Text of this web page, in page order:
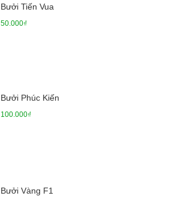
Bưởi Tiến Vua
50.000₫
Bưởi Phúc Kiến
100.000₫
Bưởi Vàng F1